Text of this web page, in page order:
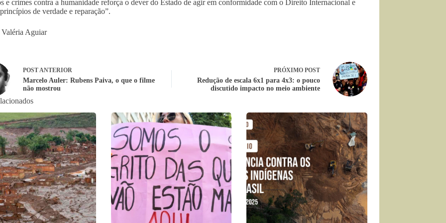
e crimes contra a humanidade reforça o dever do Estado de agir em conformidade com o Direito Internacional e
de verdade e reparação”.
Aguiar
POSTANTERIOR
Marcelo Auler: Rubens Paiva, o que o filme
não mostrou
PRÓXIMO POST
Redução de escala 6x1 para 4x3: o pouco
discutido impacto no meio ambiente